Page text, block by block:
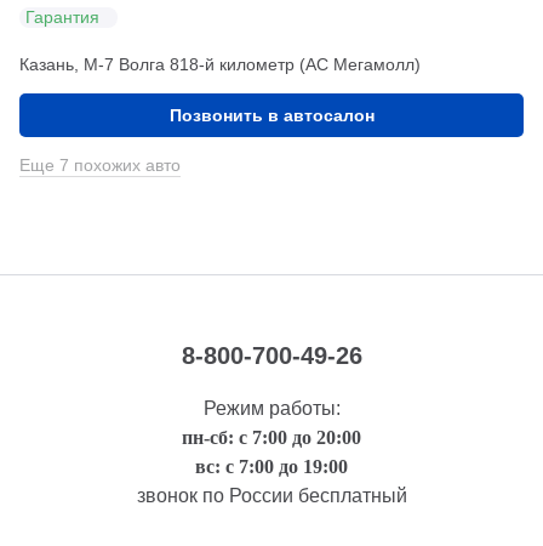
Гарантия
Казань, М-7 Волга 818-й километр (АС Мегамолл)
Позвонить в автосалон
Еще 7 похожих авто
8-800-700-49-26
Режим работы:
пн-сб: с 7:00 до 20:00
вс: с 7:00 до 19:00
звонок по России бесплатный